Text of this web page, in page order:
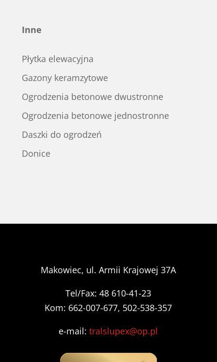
Inne
Płytka elewacyjna
Gazony keramzytowe
Ogrodzenia betonowe dwustronne
Ogrodzenia betonowe jednostronne
Daszki do ogrodzeń
Donice
Makowiec, ul. Armii Krajowej 37A
Tel/Fax: 48 610-41-23
Kom: 662-007-677, 502-538-357
e-mail:tralslupex@op.pl